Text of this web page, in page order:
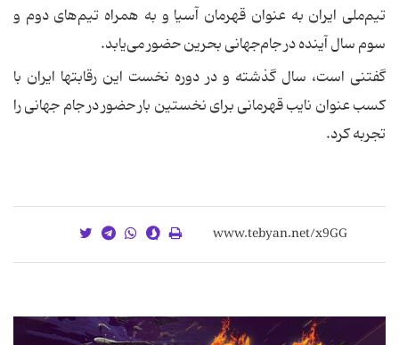
تیم‌ملی ایران به عنوان قهرمان آسیا و به همراه تیم‌های دوم و
سوم سال آینده در جام‌جهانی بحرین حضور می‌یابد.
گفتنی است، سال گذشته و در دوره نخست این رقابتها ایران با
كسب عنوان نایب قهرمانی برای نخستین بار حضور در جام جهانی را
تجربه كرد.